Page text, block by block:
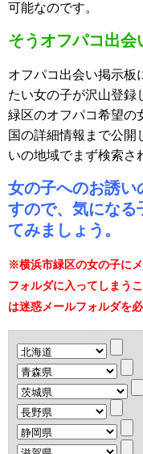
可能なのです。
そうオフパコ出会
オフパコ出会い掲示板
たい女の子が沢山登録
緑区のオフパコ希望の
国の詳細情報まで公開
いの地域でまず検索さ
女の子へのお誘い
すので、気になる
てみましょう。
※横浜市緑区の女の子に
フォルダに入ってしまう
は迷惑メールフォルダを